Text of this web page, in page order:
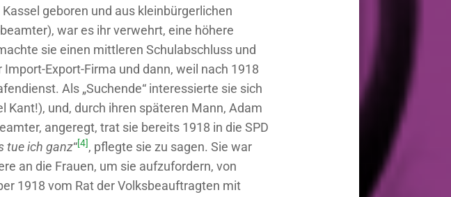
geboren und aus kleinbürgerlichen
war es ihr verwehrt, eine höhere
sie einen mittleren Schulabschluss und
Export-Firma und dann, weil nach 1918
Als „Suchende“ interessierte sie sich
und, durch ihren späteren Mann, Adam
angeregt, trat sie bereits 1918 in die SPD
tue ich ganz“[4], pflegte sie zu sagen. Sie war
an die Frauen, um sie aufzufordern, von
1918 vom Rat der Volksbeauftragten mit